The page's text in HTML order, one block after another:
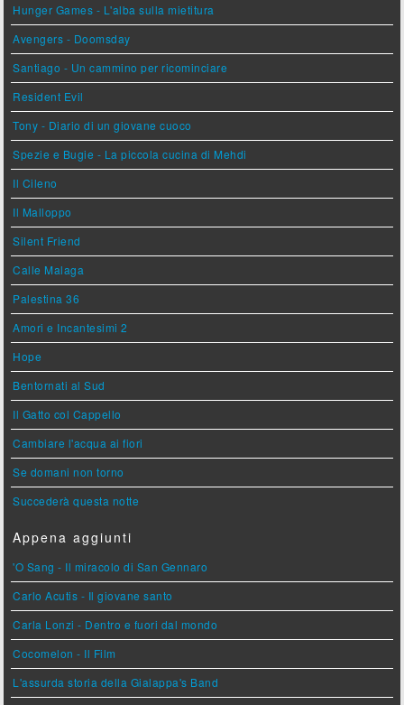
Hunger Games - L'alba sulla mietitura
Avengers - Doomsday
Santiago - Un cammino per ricominciare
Resident Evil
Tony - Diario di un giovane cuoco
Spezie e Bugie - La piccola cucina di Mehdi
Il Cileno
Il Malloppo
Silent Friend
Calle Malaga
Palestina 36
Amori e Incantesimi 2
Hope
Bentornati al Sud
Il Gatto col Cappello
Cambiare l'acqua ai fiori
Se domani non torno
Succederà questa notte
Appena aggiunti
'O Sang - Il miracolo di San Gennaro
Carlo Acutis - Il giovane santo
Carla Lonzi - Dentro e fuori dal mondo
Cocomelon - Il Film
L'assurda storia della Gialappa's Band